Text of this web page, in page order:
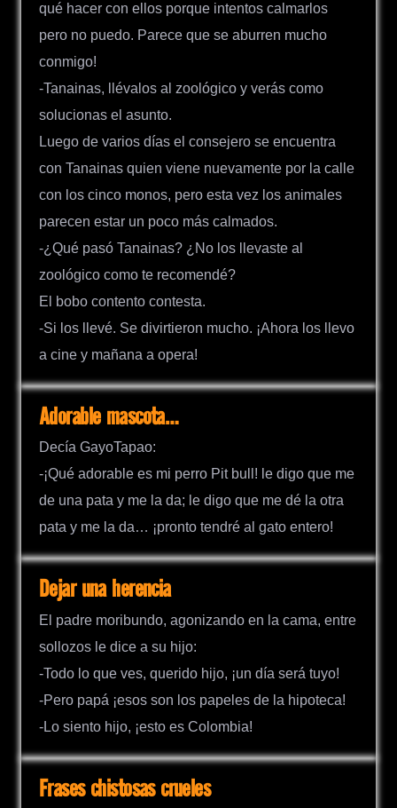
qué hacer con ellos porque intentos calmarlos
pero no puedo. Parece que se aburren mucho
conmigo!
-Tanainas, llévalos al zoológico y verás como
solucionas el asunto.
Luego de varios días el consejero se encuentra
con Tanainas quien viene nuevamente por la calle
con los cinco monos, pero esta vez los animales
parecen estar un poco más calmados.
-¿Qué pasó Tanainas? ¿No los llevaste al
zoológico como te recomendé?
El bobo contento contesta.
-Si los llevé. Se divirtieron mucho. ¡Ahora los llevo
a cine y mañana a opera!
Adorable mascota…
Decía GayoTapao:
-¡Qué adorable es mi perro Pit bull! le digo que me
de una pata y me la da; le digo que me dé la otra
pata y me la da… ¡pronto tendré al gato entero!
Dejar una herencia
El padre moribundo, agonizando en la cama, entre
sollozos le dice a su hijo:
-Todo lo que ves, querido hijo, ¡un día será tuyo!
-Pero papá ¡esos son los papeles de la hipoteca!
-Lo siento hijo, ¡esto es Colombia!
Frases chistosas crueles